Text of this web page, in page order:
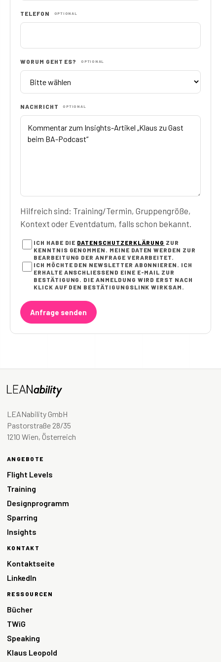
TELEFON OPTIONAL
WORUM GEHT ES? OPTIONAL
NACHRICHT OPTIONAL
Hilfreich sind: Training/Termin, Gruppengröße,
Kontext oder Eventdatum, falls schon bekannt.
ICH HABE DIE DATENSCHUTZERKLÄRUNG ZUR
KENNTNIS GENOMMEN. MEINE DATEN WERDEN ZUR
BEARBEITUNG DER ANFRAGE VERARBEITET.
ICH MÖCHTE DEN NEWSLETTER ABONNIEREN. ICH
ERHALTE ANSCHLIESSEND EINE E-MAIL ZUR B
ESTÄTIGUNG. DIE ANMELDUNG WIRD ERST NACH K
LICK AUF DEN BESTÄTIGUNGSLINK WIRKSAM.
Anfrage senden
LEANability GmbH
Pastorstraße 28/35
1210 Wien, Österreich
ANGEBOTE
Flight Levels
Training
Designprogramm
Sparring
Insights
KONTAKT
Kontaktseite
LinkedIn
RESSOURCEN
Bücher
TWiG
Speaking
Klaus Leopold